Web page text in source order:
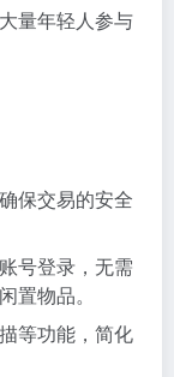
量年轻人参与
保交易的安全
号登录，无需
置物品。
等功能，简化